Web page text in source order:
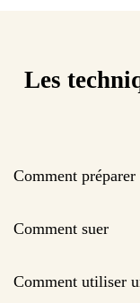
Les
Comment
Comment suer
Comment utiliser